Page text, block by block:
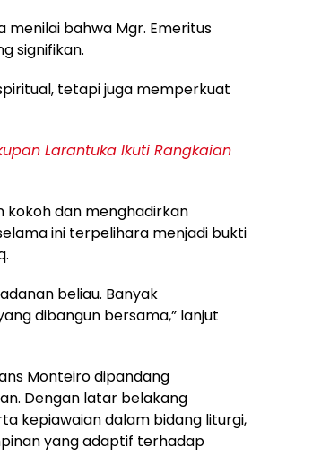
menilai bahwa Mgr. Emeritus
signifikan.
tetapi juga memperkuat
Larantuka Ikuti Rangkaian
kokoh dan menghadirkan
ini terpelihara menjadi bukti
beliau. Banyak
dibangun bersama,” lanjut
Monteiro dipandang
Dengan latar belakang
kepiawaian dalam bidang liturgi,
yang adaptif terhadap